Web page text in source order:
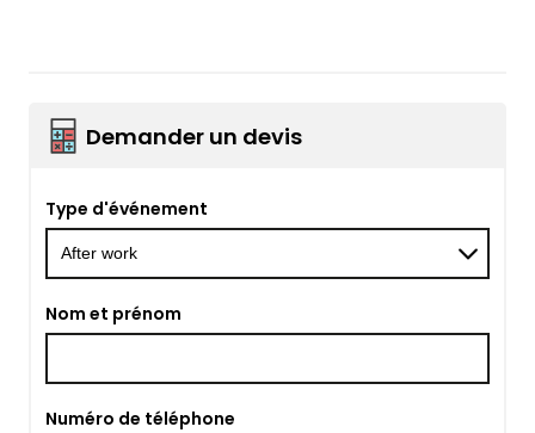
Demander un devis
Type d'événement
Nom et prénom
Numéro de téléphone